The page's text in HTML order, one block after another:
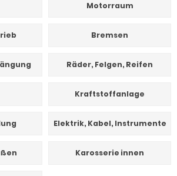
Motorraum
Bremsen
Räder, Felgen, Reifen
Kraftstoffanlage
Elektrik, Kabel, Instrumente
Karosserie innen